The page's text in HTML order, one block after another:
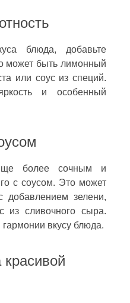
блюда, добавьте
может быть лимонный
или соус из специй.
и особенный
более сочным и
с соусом. Это может
добавлением зелени,
из сливочного сыра.
вкусу блюда.